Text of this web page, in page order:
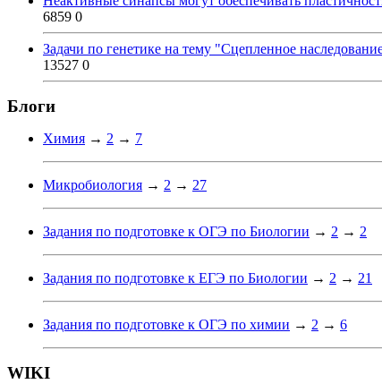
6859 0
Задачи по генетике на тему "Сцепленное
13527 0
Блоги
Химия → 2 → 7
Микробиология → 2 → 27
Задания по подготовке к ОГЭ по Биологии → 2 → 2
Задания по подготовке к ЕГЭ по Биологии → 2 → 21
Задания по подготовке к ОГЭ по химии → 2 → 6
WIKI